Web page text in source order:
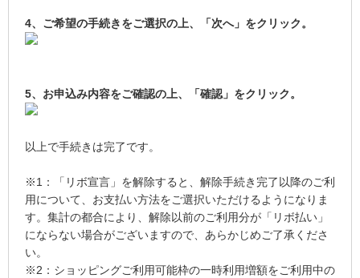
4、ご希望の手続きをご選択の上、「次へ」をクリック。
5、お申込み内容をご確認の上、「確認」をクリック。
以上で手続きは完了です。
※1：「リボ宣言」を解除すると、解除手続き完了以降のご利
用について、お支払い方法をご選択いただけるようになりま
す。集計の都合により、解除以前のご利用分が「リボ払い」
にならない場合がございますので、あらかじめご了承くださ
い。
※2：ショッピングご利用可能枠の一時利用増額をご利用中の